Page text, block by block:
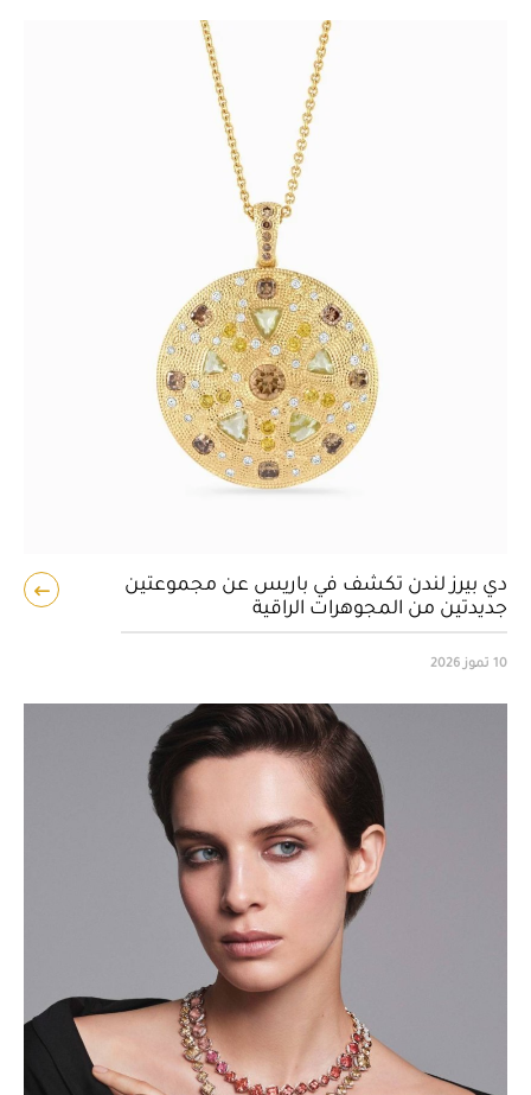
دي بيرز لندن تكشف في باريس عن مجموعتين
جديدتين من المجوهرات الراقية
10 تموز 2026